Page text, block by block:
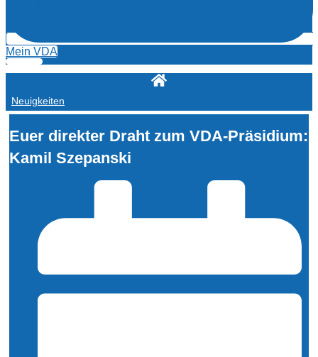
Mein VDA
Neuigkeiten
Euer direkter Draht zum VDA-Präsidium:
Kamil Szepanski